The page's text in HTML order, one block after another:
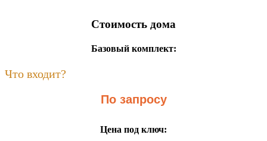
Стоимость дома
Базовый комплект:
Что входит?
По запросу
Цена под ключ: